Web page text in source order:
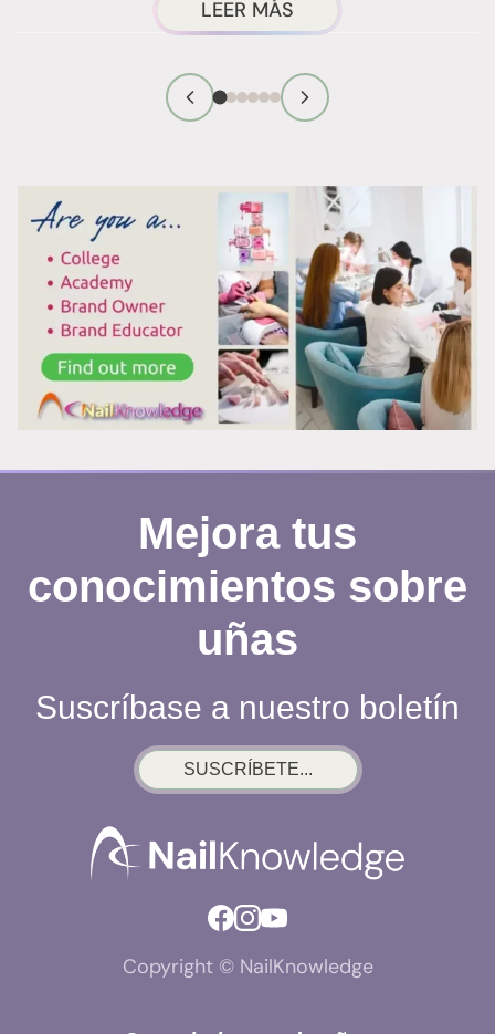
LEER MÁS ACERCA
DE
LA
TÉCNICA
ESMALTE
CON
ENVOLTURAS
DE
PAPEL
DE
ALUMINIO:
FUNCIONA
REALMENTE
Mejora tus
conocimientos sobre
uñas
Suscríbase a nuestro boletín
SUSCRÍBETE...
Copyright © NailKnowledge